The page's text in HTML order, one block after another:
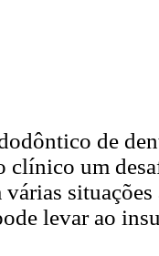
de
clínico um
várias
levar ao